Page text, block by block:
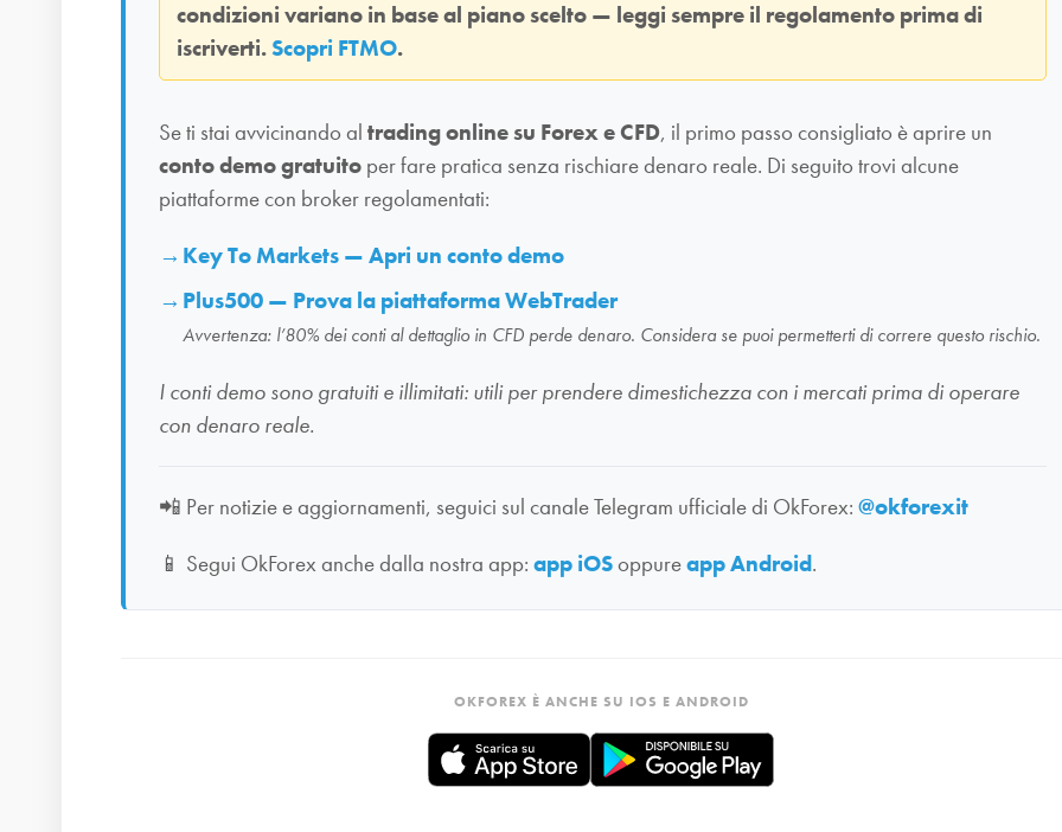
condizioni variano in base al piano scelto — leggi sempre il regolamento prima di
iscriverti. Scopri FTMO.
Se ti stai avvicinando al trading online su Forex e CFD, il primo passo consigliato è aprire un
conto demo gratuito per fare pratica senza rischiare denaro reale. Di seguito trovi alcune
piattaforme con broker regolamentati:
Key To Markets — Apri un conto demo
Plus500 — Prova la piattaforma WebTrader
Avvertenza: l’80% dei conti al dettaglio in CFD perde denaro. Considera se puoi permetterti di correre questo rischio.
I conti demo sono gratuiti e illimitati: utili per prendere dimestichezza con i mercati prima di operare
con denaro reale.
📲 Per notizie e aggiornamenti, seguici sul canale Telegram ufficiale di OkForex: @okforexit
📱 Segui OkForex anche dalla nostra app: app iOSoppureapp Android.
OKFOREX È ANCHE SU IOS E ANDROID